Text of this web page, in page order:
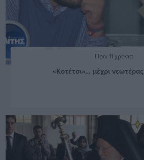
Πριν 11 χρόνια
«Κοτέτσι»… μέχρι